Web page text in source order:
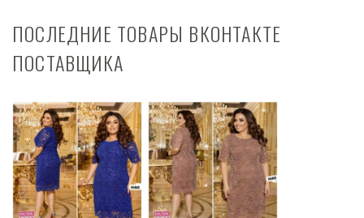
ПОСЛЕДНИЕ ТОВАРЫ ВКОНТАКТЕ
ПОСТАВЩИКА